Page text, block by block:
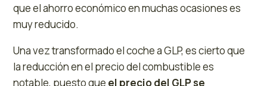
que el ahorro económico en muchas ocasiones es
muy reducido.
Una vez transformado el coche a GLP, es cierto que
la reducción en el precio del combustible es
notable, puesto que el precio del GLP se